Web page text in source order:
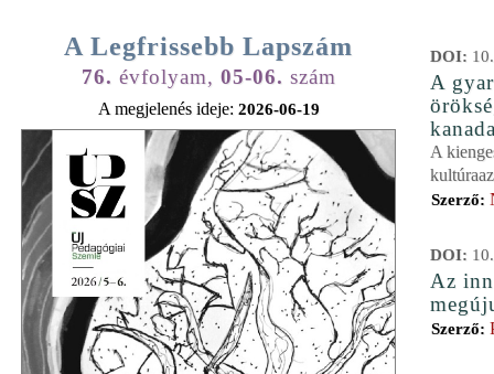
A Legfrissebb Lapszám
76. évfolyam, 05-06. szám
A megjelenés ideje: 2026-06-19
DOI:
A
A
Szerző:
DOI:
Az
Szerző: